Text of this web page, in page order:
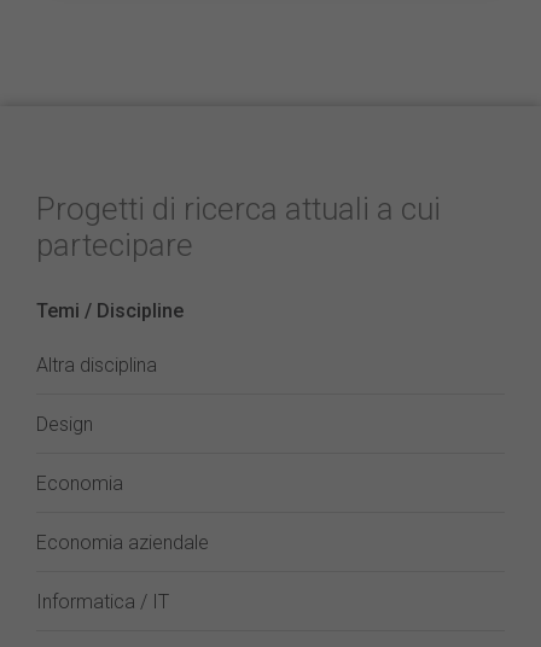
Progetti di ricerca attuali a cui
partecipare
Temi / Discipline
Altra disciplina
Design
Economia
Economia aziendale
Informatica / IT